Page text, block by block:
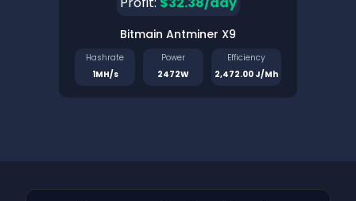
Bitmain Antminer X9
Hashrate
1MH/s
Power
2472W
Efficiency
2,472.00 J/Mh